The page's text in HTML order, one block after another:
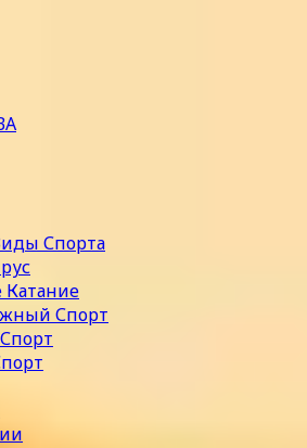
Спорта
Катание
Спорт